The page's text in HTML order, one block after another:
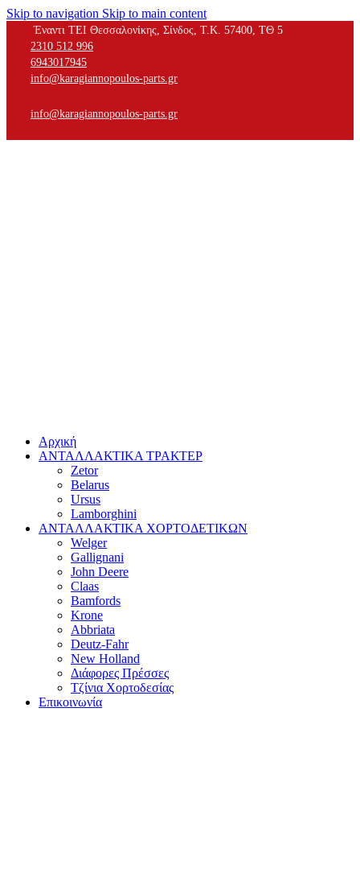
Skip to navigation Skip to main content
Έναντι ΤΕΙ Θεσσαλονίκης, Σίνδος, Τ.Κ. 57400, ΤΘ 5
2310 512 996
6943017945
info@karagiannopoulos-parts.gr
info@karagiannopoulos-parts.gr
Αρχική
ΑΝΤΑΛΛΑΚΤΙΚΑ ΤΡΑΚΤΕΡ
Zetor
Belarus
Ursus
Lamborghini
ΑΝΤΑΛΛΑΚΤΙΚΑ ΧΟΡΤΟΔΕΤΙΚΩΝ
Welger
Gallignani
John Deere
Claas
Bamfords
Krone
Abbriata
Deutz-Fahr
New Holland
Διάφορες Πρέσσες
Τζίνια Χορτοδεσίας
Επικοινωνία